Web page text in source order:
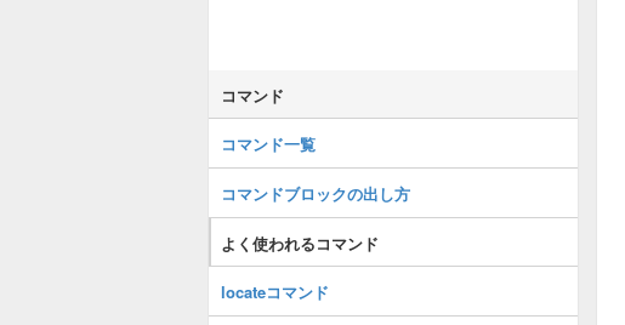
コマンド
コマンド一覧
コマンドブロックの出し方
よく使われるコマンド
locateコマンド